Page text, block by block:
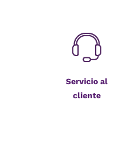
Servicio al
cliente